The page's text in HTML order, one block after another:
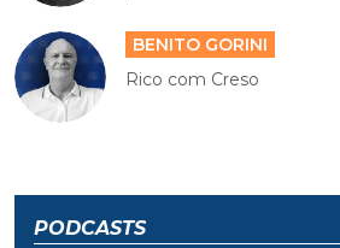
BENITO GORINI
Rico com Creso
PODCASTS